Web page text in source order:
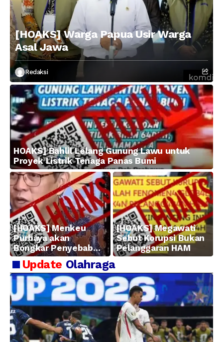
[HOAKS] Warga Papua Usir Warga
Asal Jawa
Redaksi
HOAKS] Bahlil Lelang Gunung Lawu untuk
Proyek Listrik Tenaga Panas Bumi
[HOAKS] Menkeu
Purbaya akan
Bongkar Penyebab
Kerugian BUMN
[HOAKS] Megawati
Sebut Korupsi Bukan
Pelanggaran HAM
Update Olahraga